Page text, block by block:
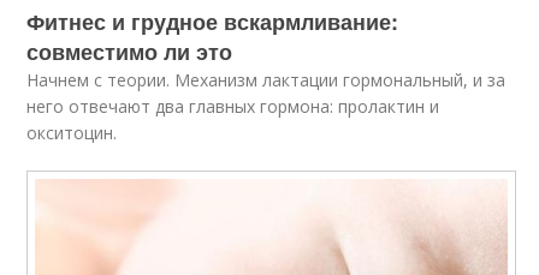
Фитнес и грудное вскармливание:
совместимо ли это
Начнем с теории. Механизм лактации гормональный, и за
него отвечают два главных гормона: пролактин и
окситоцин.